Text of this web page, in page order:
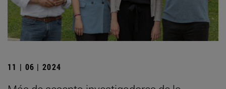
11 | 06 | 2024